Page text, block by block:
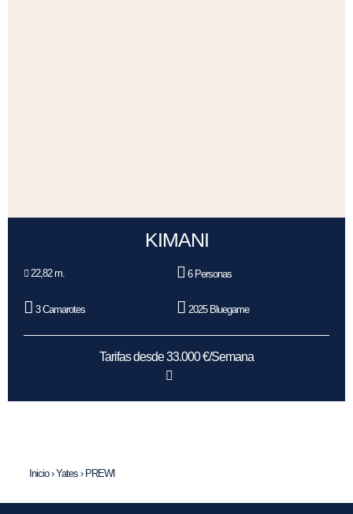
KIMANI
22,82 m. 6 Personas
3 Camarotes 2025 Bluegame
Tarifas desde 33.000 €/Semana
Inicio›Yates › PREWI